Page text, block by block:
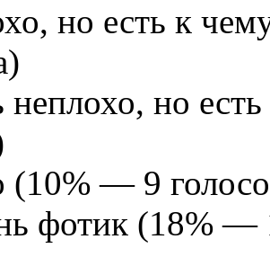
но есть к
но
(10% — 9
фотик (18% —